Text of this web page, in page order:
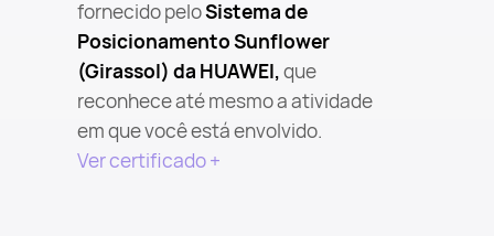
fornecido peloSistema de
Posicionamento Sunflower
(Girassol) da HUAWEI,que
reconhece até mesmo a atividade
em que você está envolvido.
Ver certificado +